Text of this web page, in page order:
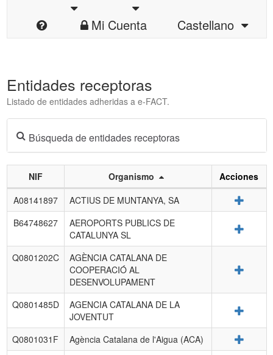
Mi Cuenta
Castellano
Entidades receptoras
Listado de entidades adheridas a e-FACT.
Búsqueda de entidades receptoras
Listado
de
entidades
NIF Organismo
Acciones
A08141897
ACTIUS DE MUNTANYA, SA
B64748627
AEROPORTS PUBLICS DE
CATALUNYA SL
Q0801202C
AGÈNCIA CATALANA DE
COOPERACIÓ AL
DESENVOLUPAMENT
Q0801485D
AGENCIA CATALANA DE LA
JOVENTUT
Q0801031F Agència Catalana de l'Aigua (ACA)